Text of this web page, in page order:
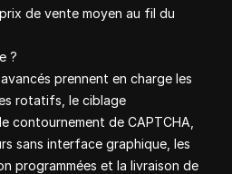
de vente moyen au fil du
?
prennent en charge les
rotatifs, le ciblage
contournement de CAPTCHA,
sans interface graphique, les
programmées et la livraison de